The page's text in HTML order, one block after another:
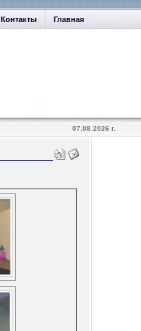
Главная
Контакты
07.08.2026 г.